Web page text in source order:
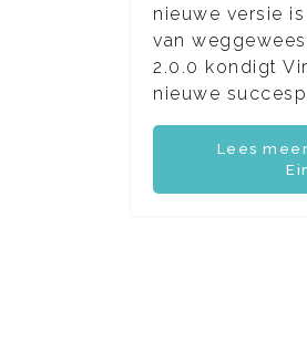
nieuwe versie
van
2.0.0 kondigt
nieuwe
Lees